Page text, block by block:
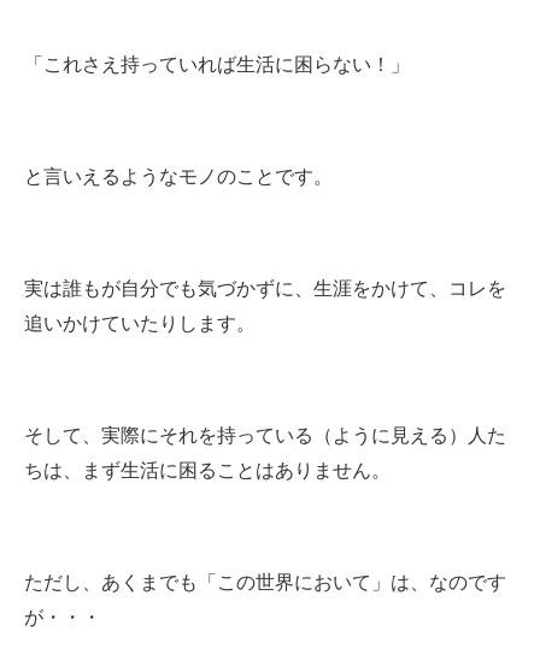
「これさえ持っていれば生活に困らない！」
と言いえるようなモノのことです。
実は誰もが自分でも気づかずに、生涯をかけて、コレを
追いかけていたりします。
そして、実際にそれを持っている（ように見える）人た
ちは、まず生活に困ることはありません。
ただし、あくまでも「この世界において」は、なのです
が・・・